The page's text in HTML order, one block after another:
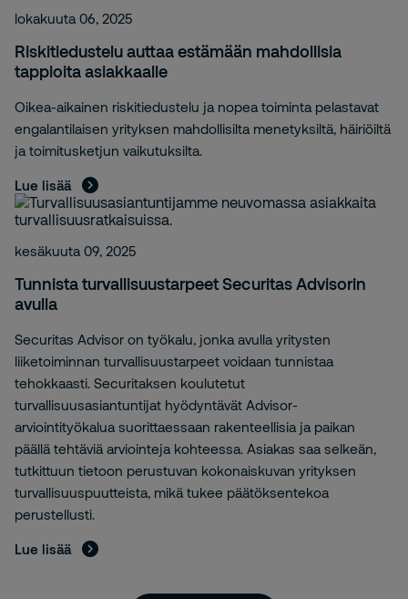
lokakuuta 06, 2025
Riskitiedustelu auttaa estämään mahdollisia
tappioita asiakkaalle
Oikea-aikainen riskitiedustelu ja nopea toiminta pelastavat
engalantilaisen yrityksen mahdollisilta menetyksiltä, häiriöiltä
ja toimitusketjun vaikutuksilta.
Lue lisää
kesäkuuta 09, 2025
Tunnista turvallisuustarpeet Securitas Advisorin
avulla
Securitas Advisor on työkalu, jonka avulla yritysten
liiketoiminnan turvallisuustarpeet voidaan tunnistaa
tehokkaasti. Securitaksen koulutetut
turvallisuusasiantuntijat hyödyntävät Advisor-
arviointityökalua suorittaessaan rakenteellisia ja paikan
päällä tehtäviä arviointeja kohteessa. Asiakas saa selkeän,
tutkittuun tietoon perustuvan kokonaiskuvan yrityksen
turvallisuuspuutteista, mikä tukee päätöksentekoa
perustellusti.
Lue lisää